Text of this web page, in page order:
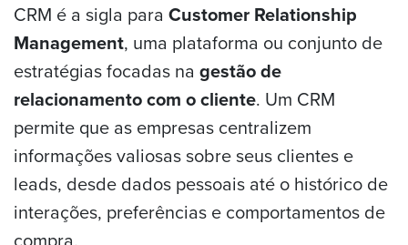
CRM é a sigla para Customer Relationship
Management, uma plataforma ou conjunto de
estratégias focadas na gestão de
relacionamento com o cliente. Um CRM
permite que as empresas centralizem
informações valiosas sobre seus clientes e
leads, desde dados pessoais até o histórico de
interações, preferências e comportamentos de